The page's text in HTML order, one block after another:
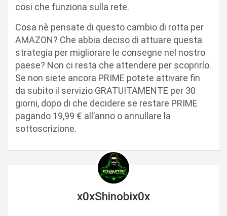
cosi che funziona sulla rete.
Cosa nè pensate di questo cambio di rotta per
AMAZON? Che abbia deciso di attuare questa
strategia per migliorare le consegne nel nostro
paese? Non ci resta che attendere per scoprirlo.
Se non siete ancora PRIME potete attivare fin
da subito il servizio GRATUITAMENTE per 30
giorni, dopo di che decidere se restare PRIME
pagando 19,99 € all’anno o annullare la
sottoscrizione.
x0xShinobix0x